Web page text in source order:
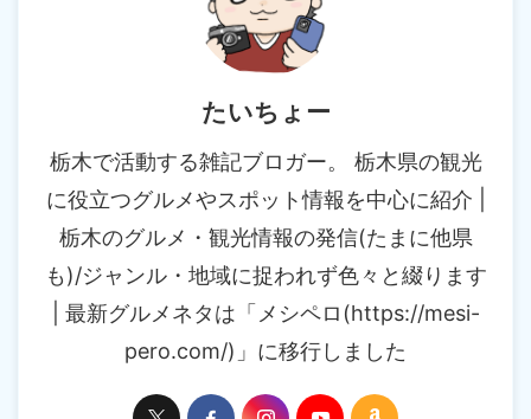
たいちょー
栃木で活動する雑記ブロガー。 栃木県の観光
に役立つグルメやスポット情報を中心に紹介 |
栃木のグルメ・観光情報の発信(たまに他県
も)/ジャンル・地域に捉われず色々と綴ります
| 最新グルメネタは「メシペロ(https://mesi-
pero.com/)」に移行しました